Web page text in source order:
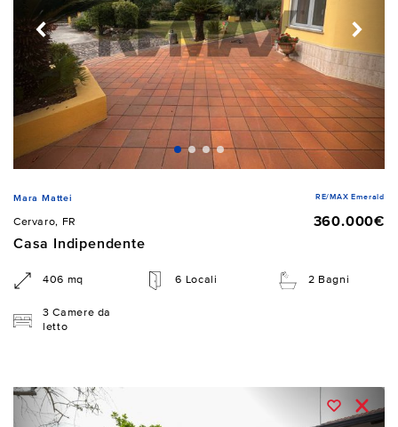
Mara Mattei RE/MAX Emerald
Cervaro, FR
360.000€
Casa Indipendente
406 mq 6 Locali 2 Bagni
3 Camere da
letto